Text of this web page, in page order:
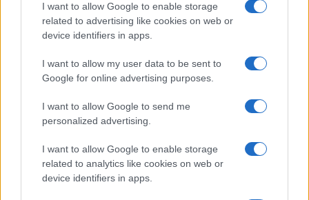
I want to allow Google to enable storage
related to advertising like cookies on web or
device identifiers in apps.
I want to allow my user data to be sent to
Google for online advertising purposes.
I want to allow Google to send me
personalized advertising.
I want to allow Google to enable storage
related to analytics like cookies on web or
device identifiers in apps.
AJÁNLOTT VIDEÓK
Libernyákok
elemző műsor a baloldal hazugságairól
Számok és tények
elemző műsor a baloldal hazugságairól